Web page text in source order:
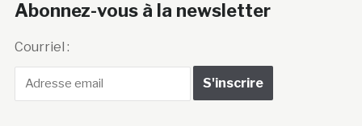
Abonnez-vous à la newsletter
Courriel :